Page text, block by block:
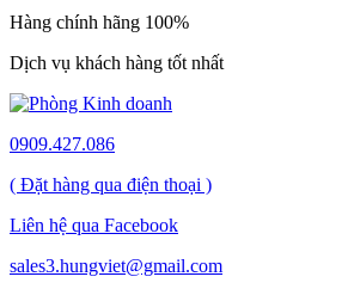
Hàng chính hãng 100%
Dịch vụ khách hàng tốt nhất
0909.427.086
( Đặt hàng qua điện thoại )
Liên hệ qua Facebook
sales3.hungviet@gmail.com